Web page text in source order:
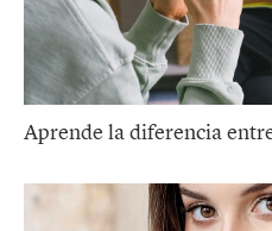
Aprende la diferencia